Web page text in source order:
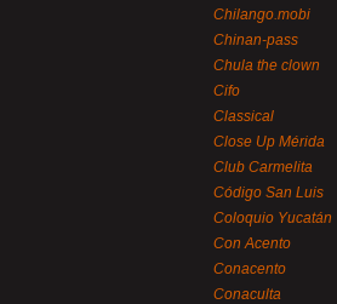
Chilango.mobi
Chinan-pass
Chula the clown
Cifo
Classical
Close Up Mérida
Club Carmelita
Código San Luis
Coloquio Yucatán
Con Acento
Conacento
Conaculta